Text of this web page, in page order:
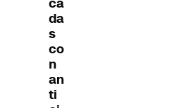
da
s
co
n
an
ti